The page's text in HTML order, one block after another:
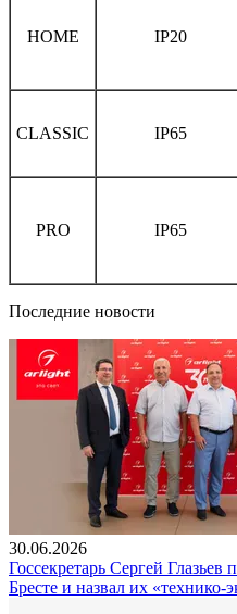
HOME IP20
CLASSIC IP65
PRO IP65
Последние новости
30.06.2026
Госсекретарь Сергей Глазьев
Бресте и назвал их